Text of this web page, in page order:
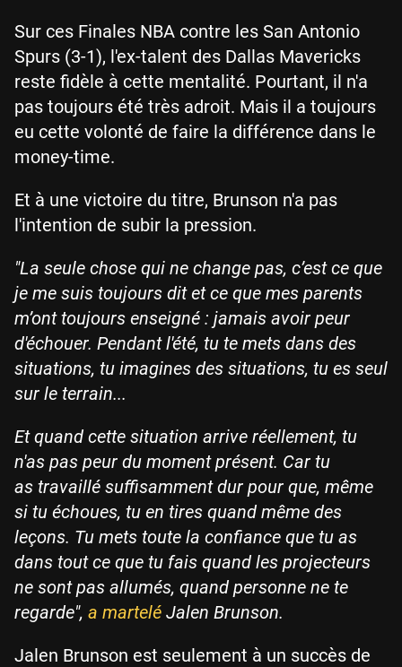
Sur ces Finales NBA contre les San Antonio
Spurs (3-1), l'ex-talent des Dallas Mavericks
reste fidèle à cette mentalité. Pourtant, il n'a
pas toujours été très adroit. Mais il a toujours
eu cette volonté de faire la différence dans le
money-time.
Et à une victoire du titre, Brunson n'a pas
l'intention de subir la pression.
"La seule chose qui ne change pas, c’est ce que
je me suis toujours dit et ce que mes parents
m’ont toujours enseigné : jamais avoir peur
d'échouer. Pendant l'été, tu te mets dans des
situations, tu imagines des situations, tu es seul
sur le terrain...
Et quand cette situation arrive réellement, tu
n'as pas peur du moment présent. Car tu
as travaillé suffisamment dur pour que, même
si tu échoues, tu en tires quand même des
leçons. Tu mets toute la confiance que tu as
dans tout ce que tu fais quand les projecteurs
ne sont pas allumés, quand personne ne te
regarde", a martelé Jalen Brunson.
Jalen Brunson est seulement à un succès de